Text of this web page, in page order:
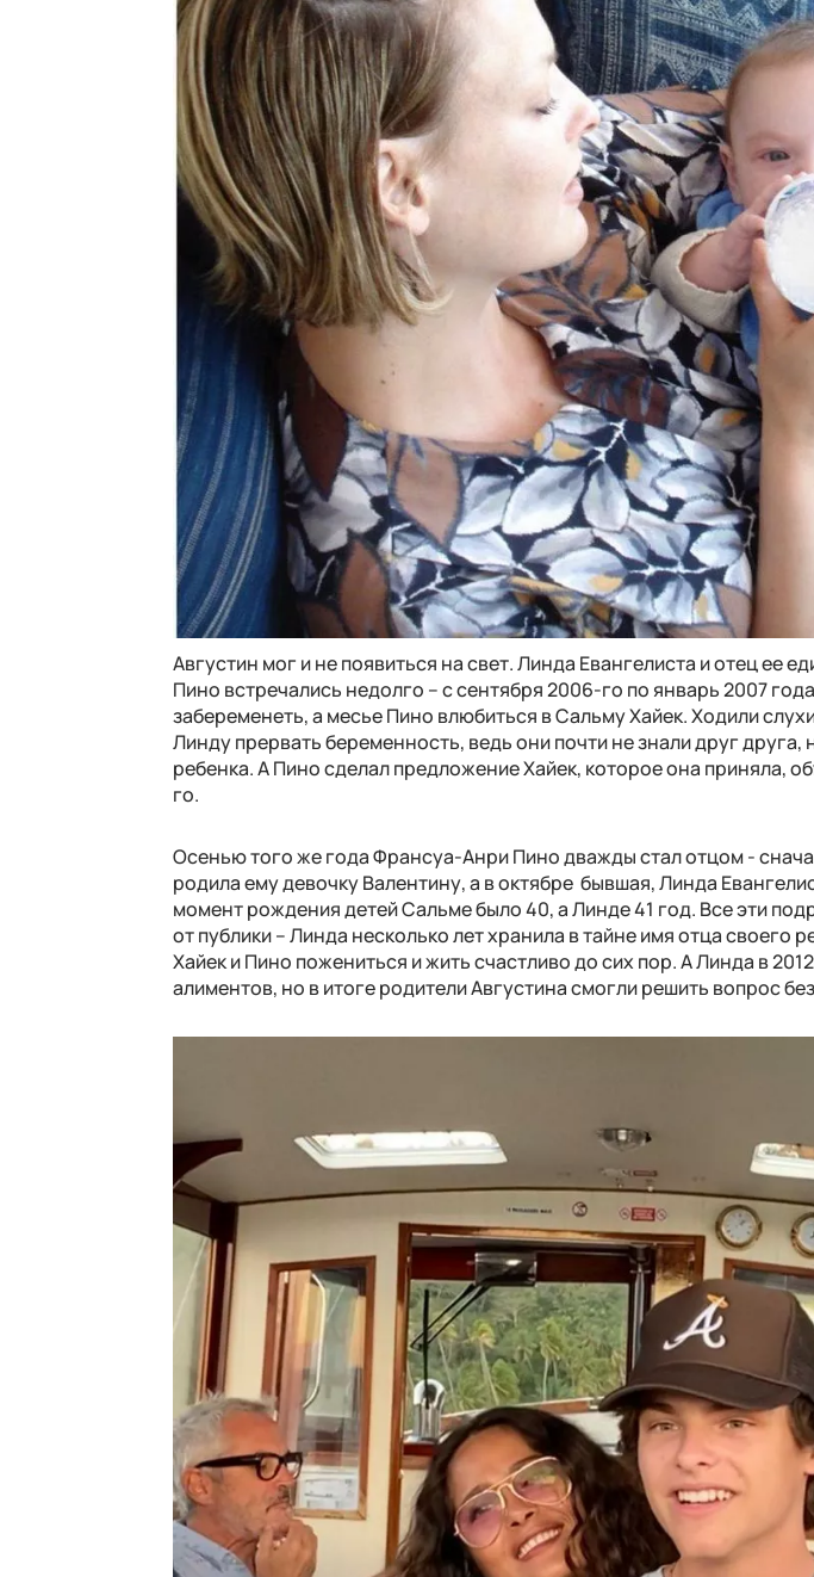
Августин мог и не появиться на свет. Линда Евангелиста и отец ее
Пино встречались недолго – с сентября 2006-го по январь 2007
забеременеть, а месье Пино влюбиться в Сальму Хайек. Ходили
Линду прервать беременность, ведь они почти не знали друг друга,
ребенка. А Пино сделал предложение Хайек, которое она приняла,
го.
Осенью того же года Франсуа-Анри Пино дважды стал отцом -
родила ему девочку Валентину, а в октябре бывшая, Линда
момент рождения детей Сальме было 40, а Линде 41 год. Все эти
от публики – Линда несколько лет хранила в тайне имя отца своего
Хайек и Пино пожениться и жить счастливо до сих пор. А Линда в
алиментов, но в итоге родители Августина смогли решить вопрос